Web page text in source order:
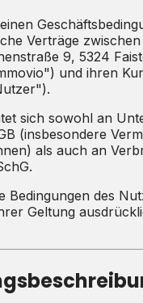
Verträge
9, 5324
und ihren
sich sowohl an
(insbesondere
als auch an
Bedingungen des
Geltung